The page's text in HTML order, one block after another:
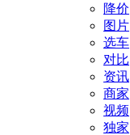
降价
图片
选车
对比
资讯
商家
视频
独家